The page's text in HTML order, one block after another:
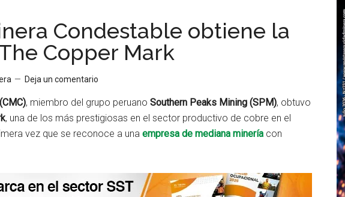
Condestable obtiene la
Copper Mark
Deja un comentario
, miembro del grupo peruano Southern Peaks Mining (SPM), obtuvo
, una de los más prestigiosas en el sector productivo de cobre en el
vez que se reconoce a una empresa de mediana minería con